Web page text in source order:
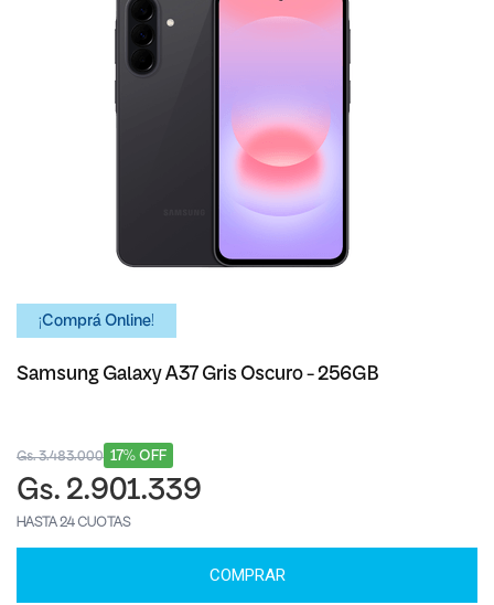
¡Comprá Online!
Samsung Galaxy A37 Gris Oscuro - 256GB
17% OFF
Gs. 3.483.000
Gs. 2.901.339
HASTA 24 CUOTAS
COMPRAR